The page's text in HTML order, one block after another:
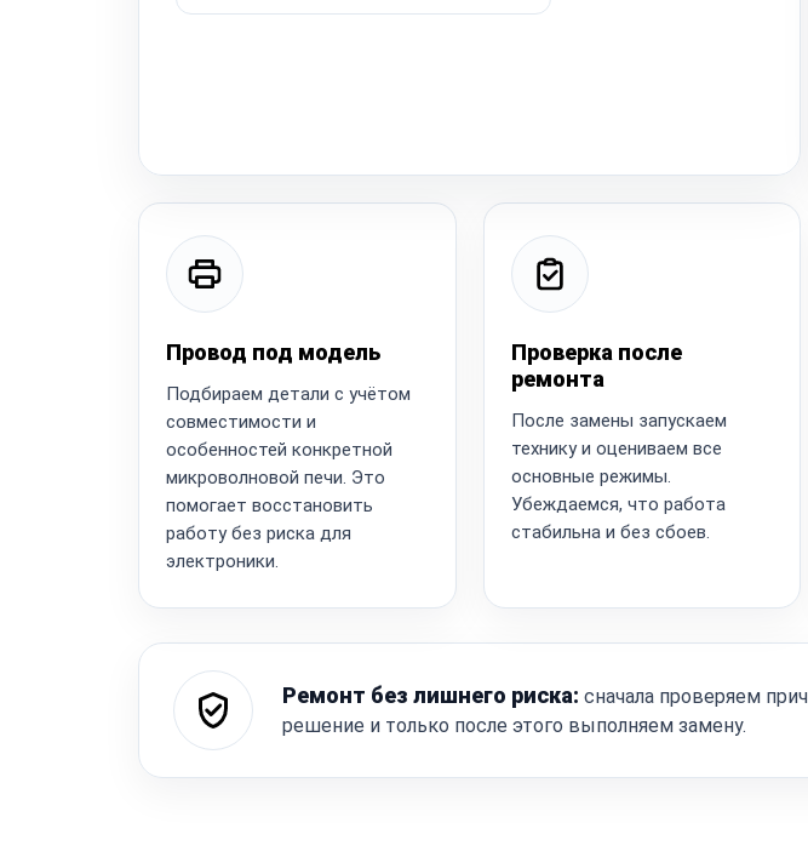
Провод под модель
Подбираем детали с учётом
совместимости и
особенностей конкретной
микроволновой печи. Это
помогает восстановить
работу без риска для
электроники.
Проверка после
ремонта
После замены запускаем
технику и оцениваем все
основные режимы.
Убеждаемся, что работа
стабильна и без сбоев.
Ремонт без лишнего риска: сначала проверяем
решение и только после этого выполняем замену.